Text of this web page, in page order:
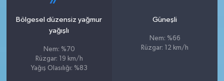
Bölgesel düzensiz yağmur
yağışlı
Nem: %70
Rüzgar: 19 km/h
Yağış Olasılığı: %83
Güneşli
Nem: %66
Rüzgar: 12 km/h